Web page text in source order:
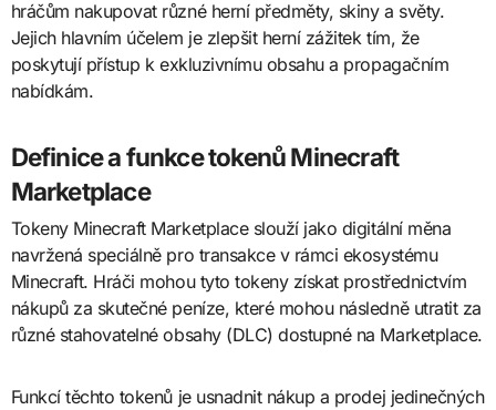
hráčům nakupovat různé herní předměty, skiny a světy.
Jejich hlavním účelem je zlepšit herní zážitek tím, že
poskytují přístup k exkluzivnímu obsahu a propagačním
nabídkám.
Definice a funkce tokenů Minecraft
Marketplace
Tokeny Minecraft Marketplace slouží jako digitální měna
navržená speciálně pro transakce v rámci ekosystému
Minecraft. Hráči mohou tyto tokeny získat prostřednictvím
nákupů za skutečné peníze, které mohou následně utratit za
různé stahovatelné obsahy (DLC) dostupné na Marketplace.
Funkcí těchto tokenů je usnadnit nákup a prodej jedinečných